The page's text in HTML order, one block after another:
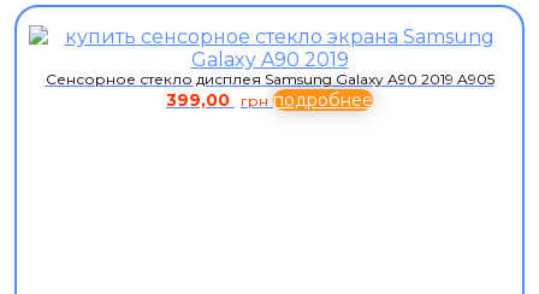
Сенсорное стекло дисплея Samsung Galaxy A90 2019 A905
399,00 грн подробнее